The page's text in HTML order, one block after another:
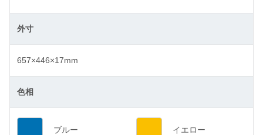
外寸
657×446×17mm
色相
ブルー イエロー